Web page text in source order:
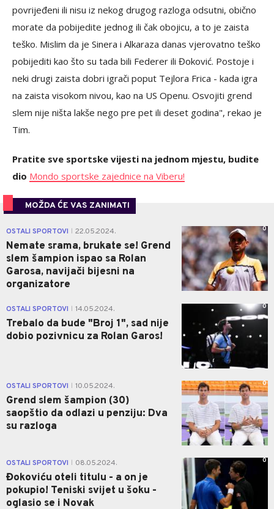
povrijeđeni ili nisu iz nekog drugog razloga odsutni, obično
morate da pobijedite jednog ili čak obojicu, a to je zaista
teško. Mislim da je Sinera i Alkaraza danas vjerovatno teško
pobijediti kao što su tada bili Federer ili Đoković. Postoje i
neki drugi zaista dobri igrači poput Tejlora Frica - kada igra
na zaista visokom nivou, kao na US Openu. Osvojiti grend
slem nije ništa lakše nego pre pet ili deset godina", rekao je
Tim.
Pratite sve sportske vijesti na jednom mjestu, budite
dio Mondo sportske zajednice na Viberu!
MOŽDA ĆE VAS ZANIMATI
OSTALI SPORTOVI 22.05.2024.
Nemate srama, brukate se! Grend
slem šampion ispao sa Rolan
Garosa, navijači bijesni na
organizatore
0
OSTALI SPORTOVI 14.05.2024.
Trebalo da bude "Broj 1", sad nije
dobio pozivnicu za Rolan Garos!
0
OSTALI SPORTOVI 10.05.2024.
Grend slem šampion (30)
saopštio da odlazi u penziju: Dva
su razloga
0
OSTALI SPORTOVI 08.05.2024.
Đokoviću oteli titulu - a on je
pokupio! Teniski svijet u šoku -
oglasio se i Novak
0